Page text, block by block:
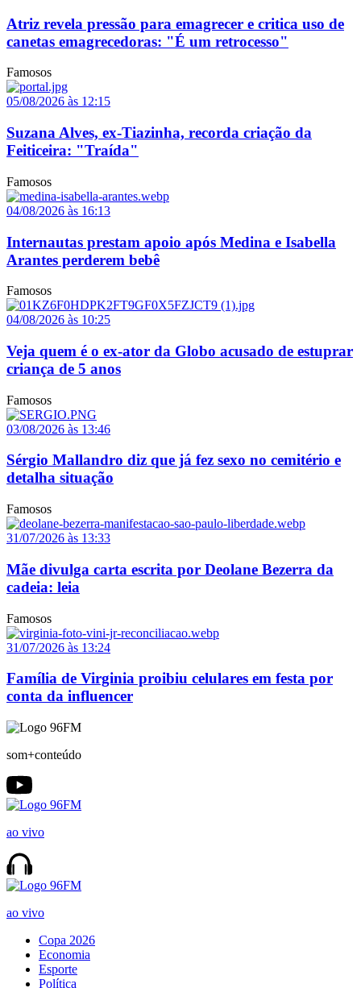
Atriz revela pressão para emagrecer e critica uso de
canetas emagrecedoras: "É um retrocesso"
Famosos
05/08/2026 às 12:15
Suzana Alves, ex-Tiazinha, recorda criação da
Feiticeira: "Traída"
Famosos
04/08/2026 às 16:13
Internautas prestam apoio após Medina e Isabella
Arantes perderem bebê
Famosos
04/08/2026 às 10:25
Veja quem é o ex-ator da Globo acusado de estuprar
criança de 5 anos
Famosos
03/08/2026 às 13:46
Sérgio Mallandro diz que já fez sexo no cemitério e
detalha situação
Famosos
31/07/2026 às 13:33
Mãe divulga carta escrita por Deolane Bezerra da
cadeia: leia
Famosos
31/07/2026 às 13:24
Família de Virginia proibiu celulares em festa por
conta da influencer
som+conteúdo
ao vivo
ao vivo
Copa 2026
Economia
Esporte
Política